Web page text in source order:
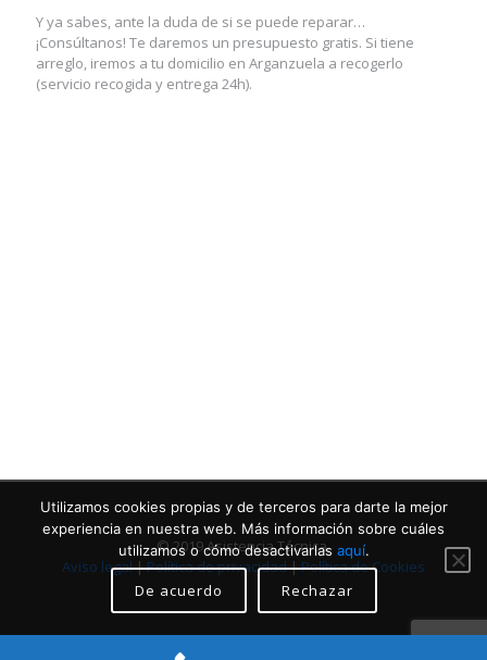
Y ya sabes, ante la duda de si se puede reparar…
¡Consúltanos! Te daremos un presupuesto gratis. Si tiene
arreglo, iremos a tu domicilio en Arganzuela a recogerlo
(servicio recogida y entrega 24h).
© 2019 Asistencia Técnica.
Aviso legal|Política de privacidad|Política de Cookies
Utilizamos cookies propias y de terceros para darte la mejor
experiencia en nuestra web. Más información sobre cuáles
utilizamos o cómo desactivarlas aquí.
De acuerdo Rechazar